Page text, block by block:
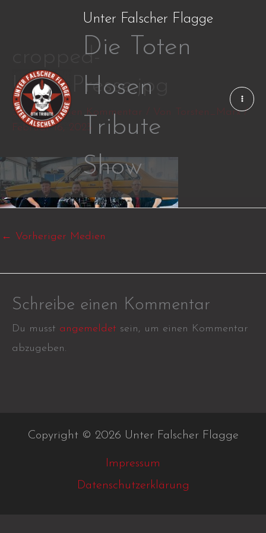
Unter Falscher Flagge
Die Toten
Hosen
Tribute
Show
cropped-
UFF_Presse.jpg
Schreibe einen Kommentar / Von Torsten_Marx/
Februar 16, 2023
← Vorheriger Medien
Schreibe einen Kommentar
Du musst angemeldet sein, um einen Kommentar
abzugeben.
Copyright © 2026 Unter Falscher Flagge
Impressum
Datenschutzerklärung